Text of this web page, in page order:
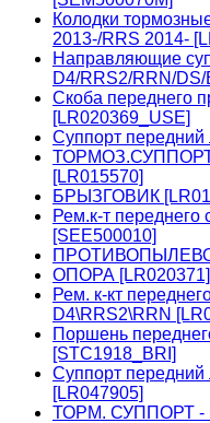
Колодки
2013-/RRS 2014-
Направляющие
D4/RRS2/RRN/
Скоба переднего
[LR020369_USE]
Суппорт
[LR015570]
БРЫЗГОВИК
Рем.к-т переднего
[SEE500010]
ОПОРА [LR020371]
Рем. к-кт
D4\RRS2\RRN
Поршень
[STC1918_BRI]
Суппорт
[LR047905]
ТОРМ. СУППОРТ -